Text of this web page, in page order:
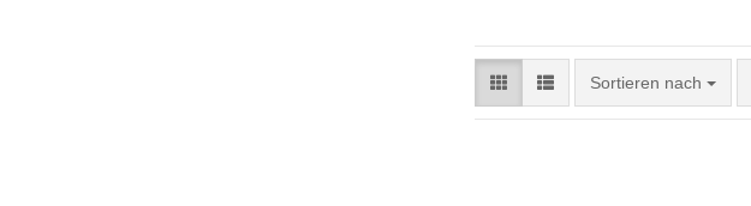
Sortieren nach
Sortieren nach